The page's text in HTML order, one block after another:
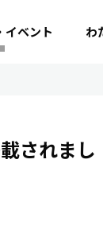
イベント わ
されまし